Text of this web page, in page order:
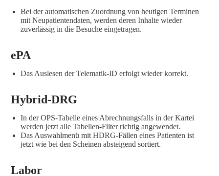
Bei der automatischen Zuordnung von heutigen Terminen
mit Neupatientendaten, werden deren Inhalte wieder
zuverlässig in die Besuche eingetragen.
ePA
Das Auslesen der Telematik-ID erfolgt wieder korrekt.
Hybrid-DRG
In der OPS-Tabelle eines Abrechnungsfalls in der Kartei
werden jetzt alle Tabellen-Filter richtig angewendet.
Das Auswahlmenü mit HDRG-Fällen eines Patienten ist
jetzt wie bei den Scheinen absteigend sortiert.
Labor